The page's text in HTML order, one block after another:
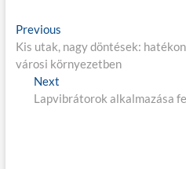
B
e
Previous
r
e
i
Kis utak, nagy döntések:
városi környezetben
Next
e
Lapvibrátorok alkalmazása